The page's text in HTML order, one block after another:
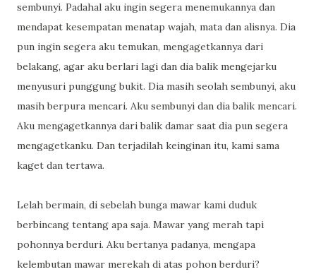
sembunyi. Padahal aku ingin segera menemukannya dan
mendapat kesempatan menatap wajah, mata dan alisnya. Dia
pun ingin segera aku temukan, mengagetkannya dari
belakang, agar aku berlari lagi dan dia balik mengejarku
menyusuri punggung bukit. Dia masih seolah sembunyi, aku
masih berpura mencari. Aku sembunyi dan dia balik mencari.
Aku mengagetkannya dari balik damar saat dia pun segera
mengagetkanku. Dan terjadilah keinginan itu, kami sama
kaget dan tertawa.
Lelah bermain, di sebelah bunga mawar kami duduk
berbincang tentang apa saja. Mawar yang merah tapi
pohonnya berduri. Aku bertanya padanya, mengapa
kelembutan mawar merekah di atas pohon berduri?